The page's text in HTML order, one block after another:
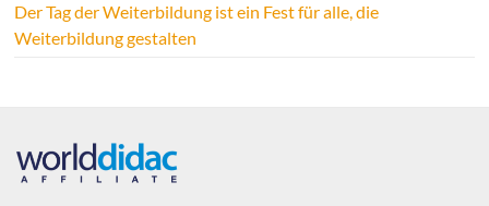
Der Tag der Weiterbildung ist ein Fest für alle, die
Weiterbildung gestalten